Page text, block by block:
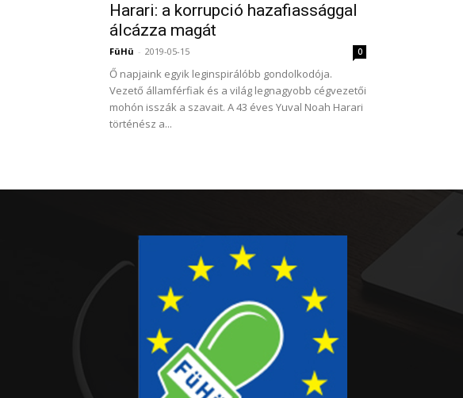
Harari: a korrupció hazafiassággal
álcázza magát
FüHü - 2019-05-15 0
Ő napjaink egyik leginspirálóbb gondolkodója.
Vezető államférfiak és a világ legnagyobb cégvezetői
mohón isszák a szavait. A 43 éves Yuval Noah Harari
történész a...